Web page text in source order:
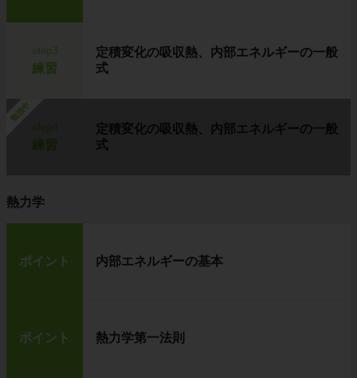
練習
定積変化の吸収熱、内部エネルギーの一般
式
勉強中
定積変化の吸収熱、内部エネルギーの一般
式
熱力学
ポイント 内部エネルギーの基本
ポイント 熱力学第一法則